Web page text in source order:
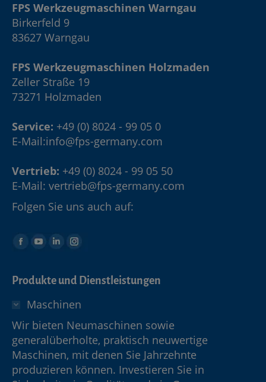
FPS Werkzeugmaschinen Warngau
Birkerfeld 9
83627 Warngau
FPS Werkzeugmaschinen Holzmaden
Zeller Straße 19
73271 Holzmaden
Service: +49 (0) 8024 - 99 05 0
E-Mail:info@fps-germany.com
Vertrieb: +49 (0) 8024 - 99 05 50
E-Mail: vertrieb@fps-germany.com
Folgen Sie uns auch auf:
Produkte und Dienstleistungen
Maschinen
Wir bieten Neumaschinen sowie
generalüberholte, praktisch neuwertige
Maschinen, mit denen Sie Jahrzehnte
produzieren können. Investieren Sie in